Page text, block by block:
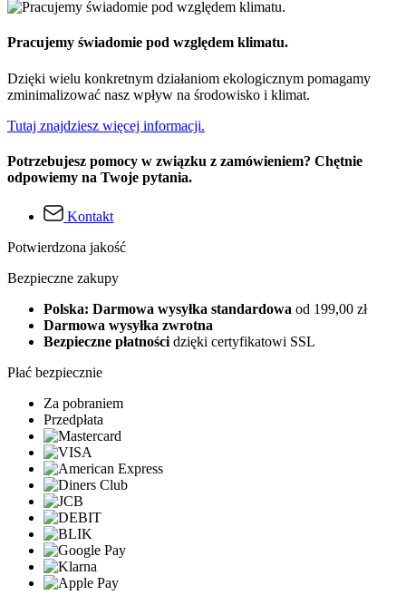
Pracujemy świadomie pod względem klimatu.
Dzięki wielu konkretnym działaniom ekologicznym pomagamy
zminimalizować nasz wpływ na środowisko i klimat.
Tutaj znajdziesz więcej informacji.
Potrzebujesz pomocy w związku z zamówieniem? Chętnie
odpowiemy na Twoje pytania.
Kontakt
Potwierdzona jakość
Bezpieczne zakupy
Polska: Darmowa wysyłka standardowa od 199,00 zł
Darmowa wysyłka zwrotna
Bezpieczne płatności dzięki certyfikatowi SSL
Płać bezpiecznie
Za pobraniem
Przedpłata